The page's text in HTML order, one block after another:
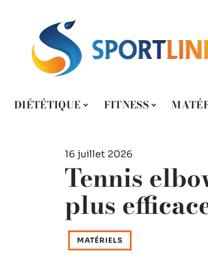
DIÉTÉTIQUE FITNESS
16 juillet 2026
Tennis
plus
MATÉRIELS